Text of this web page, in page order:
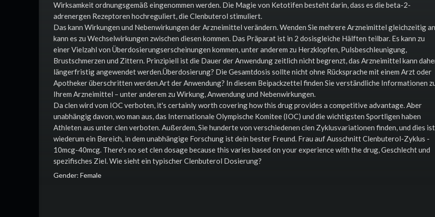
Wirksamkeit ordnungsgemäß eingenommen werden. Die Magie von Ketotifen besteht darin, dass es die beta-2-
adrenergen Rezeptoren hochreguliert, die Clenbuterol stimuliert.
Das kann Wirkungen und Nebenwirkungen der Arzneimittel verändern. Wenden Sie mehrere Arzneimittel gleichzeitig
kann es zu Wechselwirkungen zwischen diesen kommen. Das Präparat ist in 2 dosisgleiche Hälften teilbar. Es kann zu
einer Vielzahl von Überdosierungserscheinungen kommen, unter anderem zu Herzklopfen, Pulsbeschleunigung,
Brustschmerzen und Zittern. Prinzipiell ist die Dauer der Anwendung zeitlich nicht begrenzt, das Arzneimittel kann
längerfristig angewendet werden.Überdosierung? Die Gesamtdosis sollte nicht ohne Rücksprache mit einem Arzt oder
Apotheker überschritten werden.Art der Anwendung? In diesem Beipackzettel finden Sie verständliche Informationen
Ihrem Arzneimittel – unter anderem zu Wirkung, Anwendung und Nebenwirkungen.
Da clen wird vom IOC verboten, it's certainly worth covering how this drug provides a competitive advantage. Aber
unabhängig davon, wo man aus, das Internationale Olympische Komitee (IOC) und die wichtigsten Sportligen haben
Athleten aus unter clen verboten. Außerdem, Sie hunderte von verschiedenen clen Zyklusvariationen finden, und dies ist
wiederum ein Bereich, in dem unabhängige Forschung ist dein bester Freund. Frau auf Ausschnitt Clenbuterol-Zyklus -
10mcg-40mcg. There's no set clen dosage because this varies based on your experience with the drug, Geschlecht und
spezifisches Ziel. Wie sieht ein typischer Clenbuterol Dosierung?
Gender: Female